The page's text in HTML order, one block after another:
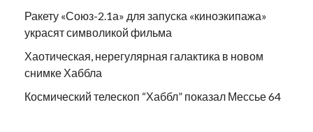
Ракету «Союз-2.1а» для запуска «киноэкипажа»
украсят символикой фильма
Хаотическая, нерегулярная галактика в новом
снимке Хаббла
Космический телескоп “Хаббл” показал Мессье 64